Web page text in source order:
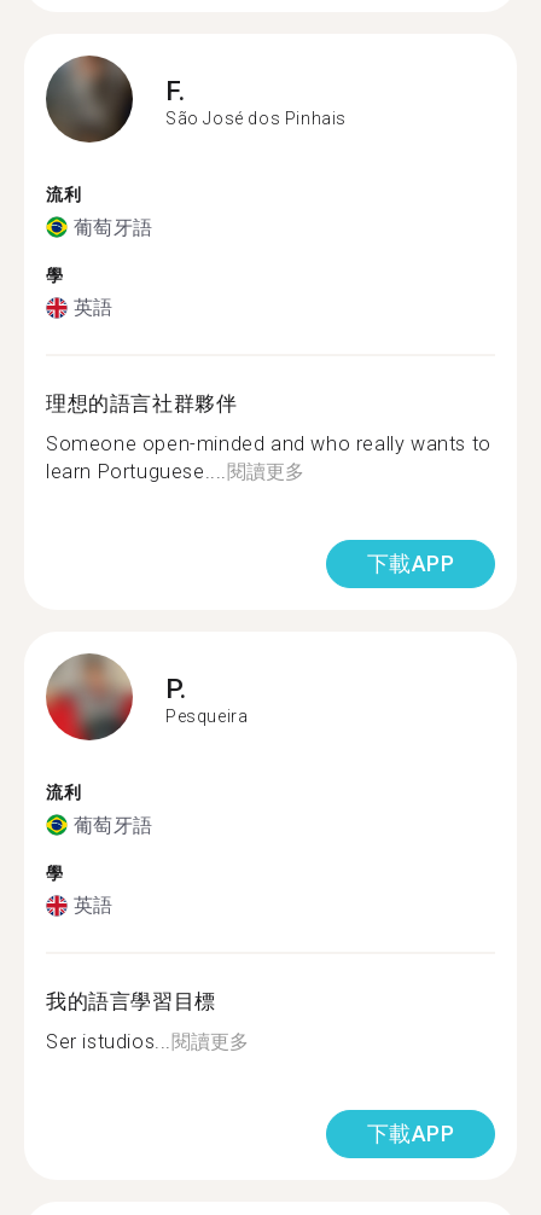
F.
São José dos Pinhais
流利
葡萄牙語
學
英語
理想的語言社群夥伴
Someone open-minded and who really wants to
learn Portuguese....閱讀更多
下載APP
P.
Pesqueira
流利
葡萄牙語
學
英語
我的語言學習目標
Ser istudios...閱讀更多
下載APP